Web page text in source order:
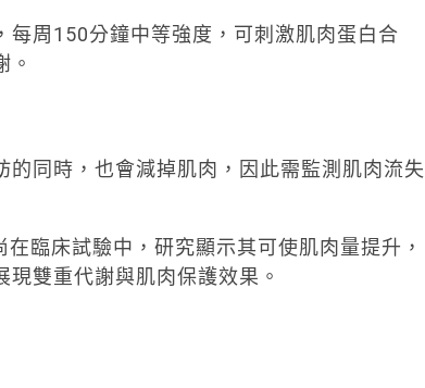
每周150分鐘中等強度，可刺激肌肉蛋白合
。
的同時，也會減掉肌肉，因此需監測肌肉流失
臨床試驗中，研究顯示其可使肌肉量提升，
雙重代謝與肌肉保護效果。